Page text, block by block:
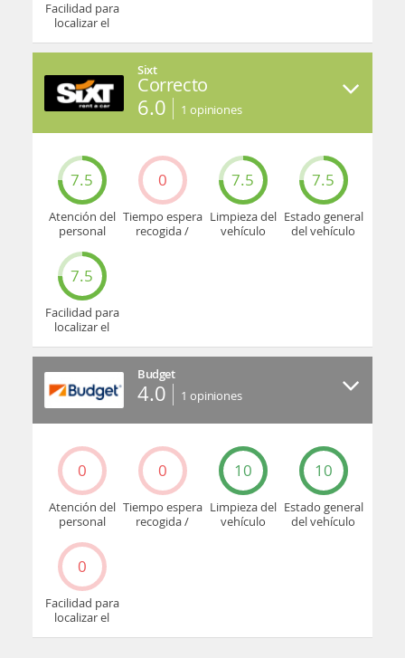
Facilidad para
localizar el
oficina
Sixt
Correcto
6.0 1 opiniones
7.5
Atención del
personal
0
Tiempo espera
recogida /
7.5
Limpieza del
vehículo
7.5
Estado general
del vehículo
7.5
Facilidad para
localizar el
oficina
Budget
4.0 1 opiniones
0
Atención del
personal
0
Tiempo espera
recogida /
10
Limpieza del
vehículo
10
Estado general
del vehículo
0
Facilidad para
localizar el